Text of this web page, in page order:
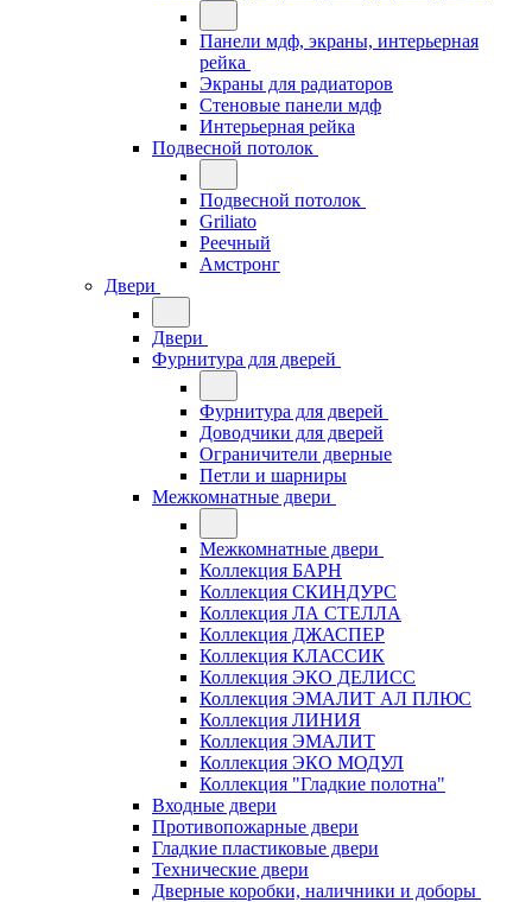
Панели мдф, экраны, интерьерная
рейка
Экраны для радиаторов
Стеновые панели мдф
Интерьерная рейка
Подвесной потолок
Подвесной потолок
Griliato
Реечный
Амстронг
Двери
Двери
Фурнитура для дверей
Фурнитура для дверей
Доводчики для дверей
Ограничители дверные
Петли и шарниры
Межкомнатные двери
Межкомнатные двери
Коллекция БАРН
Коллекция СКИНДУРС
Коллекция ЛА СТЕЛЛА
Коллекция ДЖАСПЕР
Коллекция КЛАССИК
Коллекция ЭКО ДЕЛИСС
Коллекция ЭМАЛИТ АЛ ПЛЮС
Коллекция ЛИНИЯ
Коллекция ЭМАЛИТ
Коллекция ЭКО МОДУЛ
Коллекция "Гладкие полотна"
Входные двери
Противопожарные двери
Гладкие пластиковые двери
Технические двери
Дверные коробки, наличники и доборы